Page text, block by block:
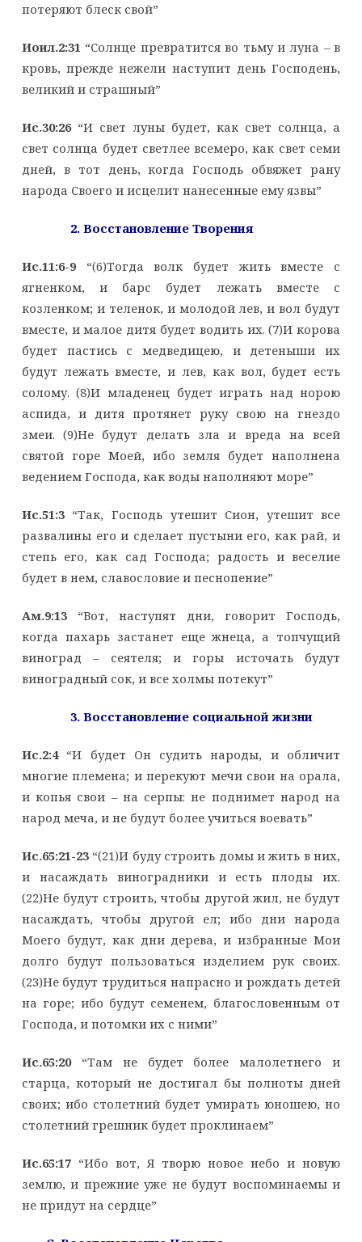
потеряют блеск свой”
Иоил.2:31“Солнце превратится во тьму и луна – в
кровь, прежде нежели наступит день Господень,
великий и страшный”
Ис.30:26“И свет луны будет, как свет солнца, а
свет солнца будет светлее всемеро, как свет семи
дней, в тот день, когда Господь обвяжет рану
народа Своего и исцелит нанесенные ему язвы”
2. Восстановление Творения
Ис.11:6-9“(6)Тогда волк будет жить вместе с
ягненком, и барс будет лежать вместе с
козленком; и теленок, и молодой лев, и вол будут
вместе, и малое дитя будет водить их. (7)И корова
будет пастись с медведицею, и детеныши их
будут лежать вместе, и лев, как вол, будет есть
солому. (8)И младенец будет играть над норою
аспида, и дитя протянет руку свою на гнездо
змеи. (9)Не будут делать зла и вреда на всей
святой горе Моей, ибо земля будет наполнена
ведением Господа, как воды наполняют море”
Ис.51:3“Так, Господь утешит Сион, утешит все
развалины его и сделает пустыни его, как рай, и
степь его, как сад Господа; радость и веселие
будет в нем, славословие и песнопение”
Ам.9:13 “Вот, наступят дни, говорит Господь,
когда пахарь застанет еще жнеца, а топчущий
виноград – сеятеля; и горы источать будут
виноградный сок, и все холмы потекут”
3. Восстановление социальной жизни
Ис.2:4“И будет Он судить народы, и обличит
многие племена; и перекуют мечи свои на орала,
и копья свои – на серпы: не поднимет народ на
народ меча, и не будут более учиться воевать”
Ис.65:21-23“(21)И буду строить домы и жить в них,
и насаждать виноградники и есть плоды их.
(22)Не будут строить, чтобы другой жил, не будут
насаждать, чтобы другой ел; ибо дни народа
Моего будут, как дни дерева, и избранные Мои
долго будут пользоваться изделием рук своих.
(23)Не будут трудиться напрасно и рождать детей
на горе; ибо будут семенем, благословенным от
Господа, и потомки их с ними”
Ис.65:20 “Там не будет более малолетнего и
старца, который не достигал бы полноты дней
своих; ибо столетний будет умирать юношею, но
столетний грешник будет проклинаем”
Ис.65:17“Ибо вот, Я творю новое небо и новую
землю, и прежние уже не будут воспоминаемы и
не придут на сердце”